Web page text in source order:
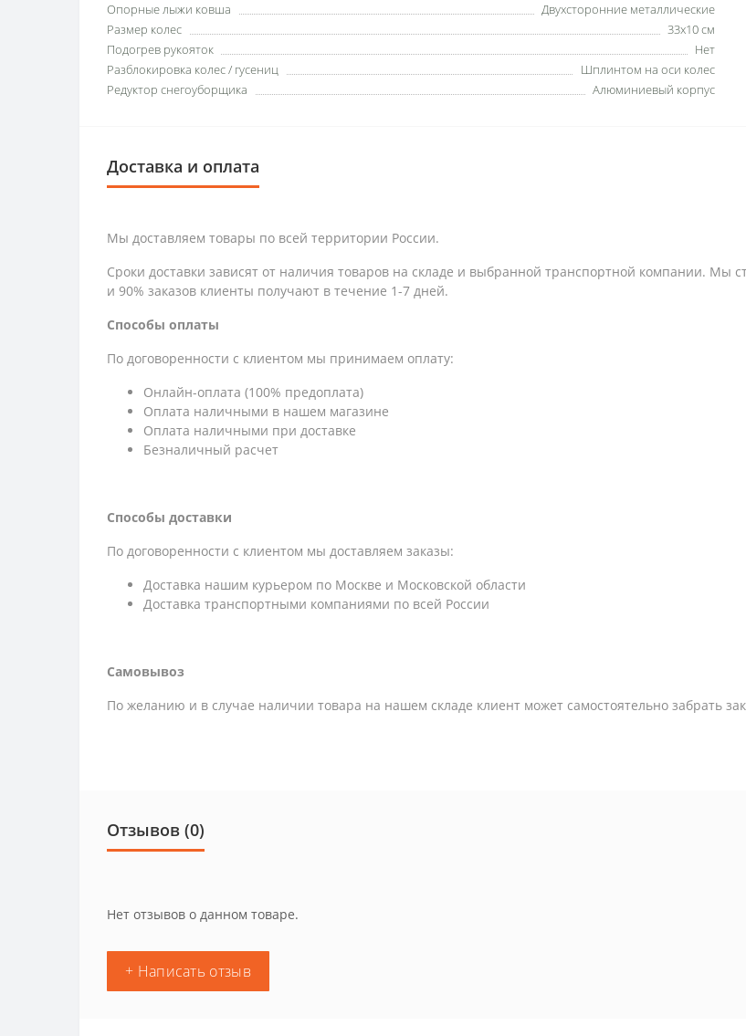
Опорные лыжи ковша
Двухсторонние металлические
Размер колес
33x10 см
Подогрев рукояток
Нет
Разблокировка колес / гусениц
Шплинтом на оси колес
Редуктор снегоуборщика
Алюминиевый корпус
Доставка и оплата
Мы доставляем товары по всей территории России.
Сроки доставки зависят от наличия товаров на складе и выбранной транспортной компании. Мы
и 90% заказов клиенты получают в течение 1-7 дней.
Способы оплаты
По договоренности с клиентом мы принимаем оплату:
Онлайн-оплата (100% предоплата)
Оплата наличными в нашем магазине
Оплата наличными при доставке
Безналичный расчет
Способы доставки
По договоренности с клиентом мы доставляем заказы:
Доставка нашим курьером по Москве и Московской области
Доставка транспортными компаниями по всей России
Самовывоз
По желанию и в случае наличии товара на нашем складе клиент может самостоятельно забрать
Отзывов (0)
Нет отзывов о данном товаре.
+ Написать отзыв